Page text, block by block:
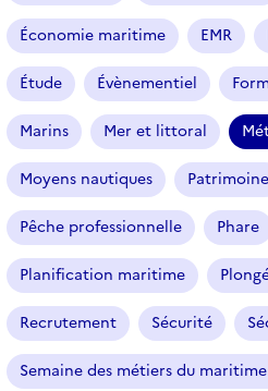
Économie maritime EMR
Étude Évènementiel
Marins Mer et littoral
i
l
t
l
Moyens nautiques Patrimoine
Pêche professionnelle Phare
Planification maritime
Recrutement Sécurité
Semaine des métiers du